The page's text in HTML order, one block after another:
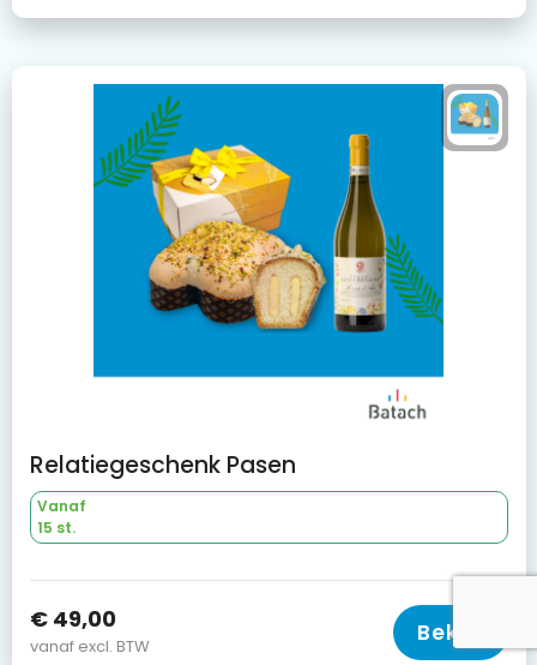
Relatiegeschenk Pasen
Vanaf
15 st.
€ 49,00
vanaf excl. BTW Bekijk